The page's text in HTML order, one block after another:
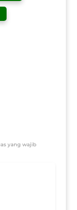
yang wajib